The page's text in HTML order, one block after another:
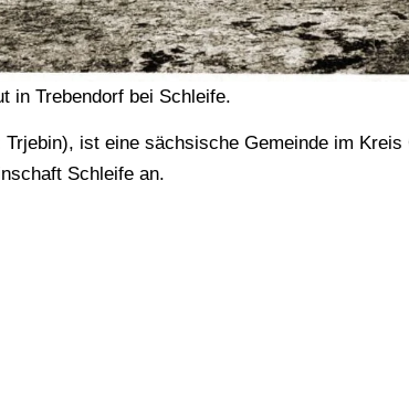
in Trebendorf bei Schleife.
ist eine sächsische Gemeinde im
Schleife an.